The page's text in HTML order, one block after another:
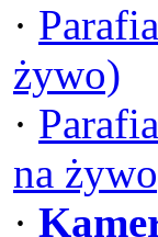
·
żywo)
·
na
·